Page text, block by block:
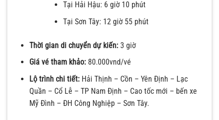
Tại Hải Hậu: 6 giờ 10 phút
Tại Sơn Tây: 12 giờ 55 phút
Thời gian di chuyển dự kiến:3 giờ
Giá vé tham khảo:80.000vnd/vé
Lộ trình chi tiết:Hải Thịnh – Cồn – Yên Định – Lạc
Quần – Cổ Lễ – TP Nam Định – Cao tốc mới – bến xe
Mỹ Đình – ĐH Công Nghiệp – Sơn Tây.